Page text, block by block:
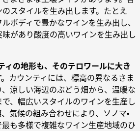
スタイルを生み出します。たとえ
ボディで豊かなワインを生み出し、
があり酸度の高いワインを生み出し
ィの地形も、そのテロワールに大き
カウンティには、標高の異なるさま
涼しい海辺のぶどう畑から、温暖な
、幅広いスタイルのワインを生産し
気候の組み合わせにより、ソノマ・
も多様で複雑なワイン生産地域のひ